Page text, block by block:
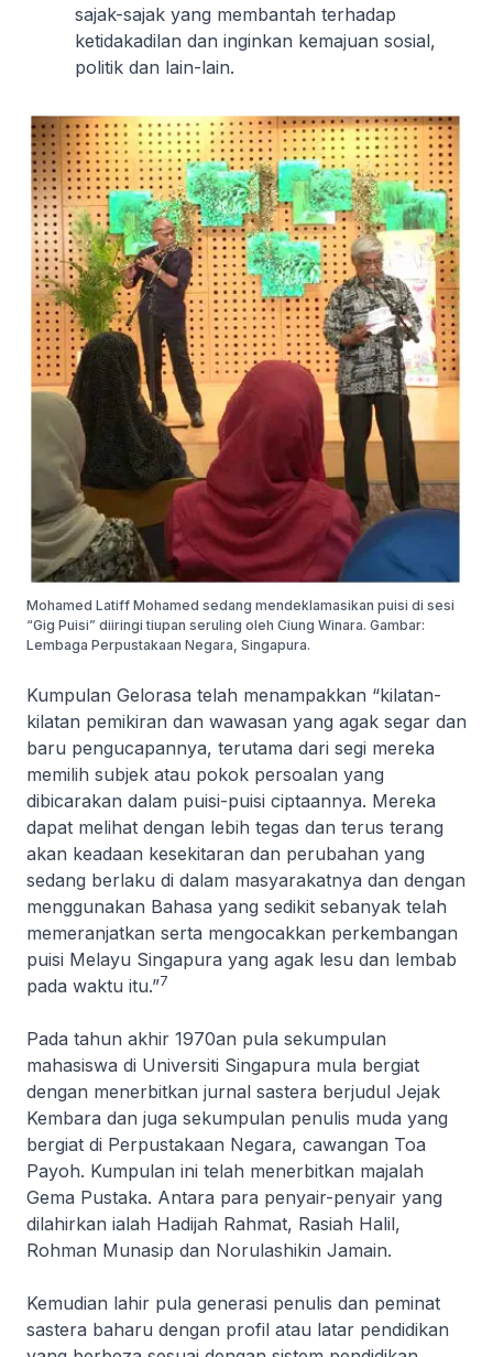
sajak-sajak yang membantah terhadap
ketidakadilan dan inginkan kemajuan sosial,
politik dan lain-lain.
Mohamed Latiff Mohamed sedang mendeklamasikan puisi di sesi
“Gig Puisi” diiringi tiupan seruling oleh Ciung Winara. Gambar:
Lembaga Perpustakaan Negara, Singapura.
Kumpulan Gelorasa telah menampakkan “kilatan-
kilatan pemikiran dan wawasan yang agak segar dan
baru pengucapannya, terutama dari segi mereka
memilih subjek atau pokok persoalan yang
dibicarakan dalam puisi-puisi ciptaannya. Mereka
dapat melihat dengan lebih tegas dan terus terang
akan keadaan kesekitaran dan perubahan yang
sedang berlaku di dalam masyarakatnya dan dengan
menggunakan Bahasa yang sedikit sebanyak telah
memeranjatkan serta mengocakkan perkembangan
puisi Melayu Singapura yang agak lesu dan lembab
pada waktu itu.”7
Pada tahun akhir 1970an pula sekumpulan
mahasiswa di Universiti Singapura mula bergiat
dengan menerbitkan jurnal sastera berjudul Jejak
Kembara dan juga sekumpulan penulis muda yang
bergiat di Perpustakaan Negara, cawangan Toa
Payoh. Kumpulan ini telah menerbitkan majalah
Gema Pustaka. Antara para penyair-penyair yang
dilahirkan ialah Hadijah Rahmat, Rasiah Halil,
Rohman Munasip dan Norulashikin Jamain.
Kemudian lahir pula generasi penulis dan peminat
sastera baharu dengan profil atau latar pendidikan